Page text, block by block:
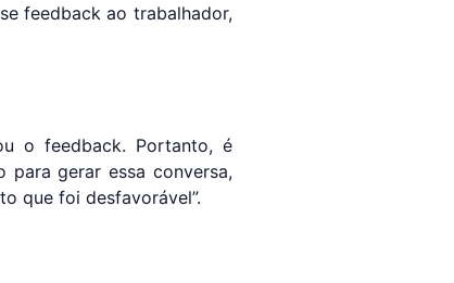
feedback ao trabalhador,
o feedback. Portanto, é
para gerar essa conversa,
que foi desfavorável”.